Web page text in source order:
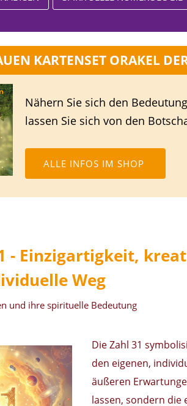
KARTENSET ORAKEL
Nähern Sie sich den
lassen Sie sich von den
ALLE INFOS IM SHOP
- Einzigartigkeit,
Weg
und ihre spirituelle Bedeutung
Die Zahl 31
den eigenen,
äußeren
lassen, sondern die